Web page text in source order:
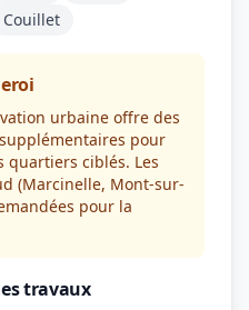
Couillet
urbaine offre des
pour
quartiers ciblés. Les
(Marcinelle, Mont-sur-
pour la
travaux